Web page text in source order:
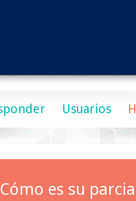
Usuarios
es su